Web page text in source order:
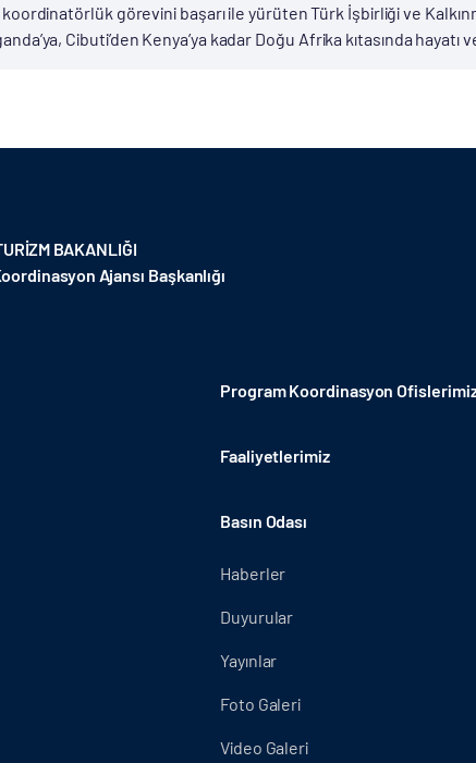
koordinatörlük görevini başarı ile yürüten Türk İşbirliği ve
Cibuti’den Kenya’ya kadar Doğu Afrika kıtasında hayatı
BAKANLIĞI
Ajansı Başkanlığı
Program Koordinasyon
Faaliyetlerimiz
Basın Odası
Haberler
Duyurular
Yayınlar
Foto Galeri
Video Galeri